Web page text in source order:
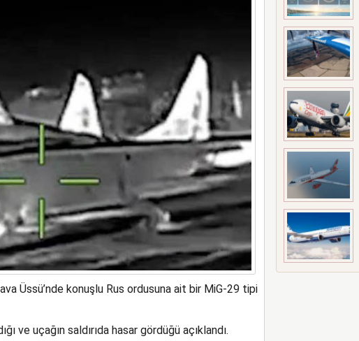
Üssü’nde konuşlu Rus ordusuna ait bir MiG-29 tipi
ve uçağın saldırıda hasar gördüğü açıklandı.